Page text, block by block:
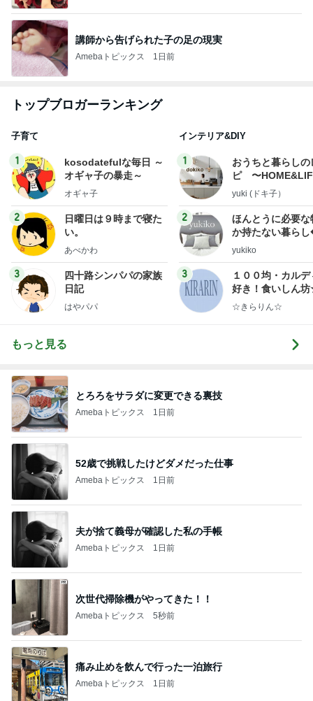
講師から告げられた子の足の現実
Amebaトピックス 1日前
トップブロガーランキング
子育て
1
kosodatefulな毎日 ～
オギャ子の暴走～
オギャ子
2
日曜日は９時まで寝た
い。
あべかわ
3
四十路シンパパの家族
日記
はやパパ
インテリア&DIY
1
おうちと暮らしの
ピ 〜
yuki (ドキ子）
2
ほんとうに必要な
か持たない暮ら
ep Life Simple◆
yukiko
3
１００均・カルデ
好き！食いしん
らりん☆のブログ
☆きらりん☆
もっと見る
とろろをサラダに変更できる裏技
Amebaトピックス 1日前
52歳で挑戦したけどダメだった仕事
Amebaトピックス 1日前
夫が捨て義母が確認した私の手帳
Amebaトピックス 1日前
次世代掃除機がやってきた！！
Amebaトピックス 5秒前
痛み止めを飲んで行った一泊旅行
Amebaトピックス 1日前